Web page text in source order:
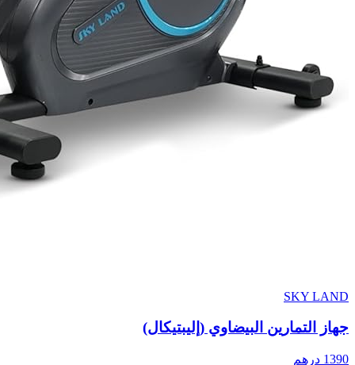
SKY LAND
جهاز التمارين البيضاوي (إليبتيكال)
1390 درهم